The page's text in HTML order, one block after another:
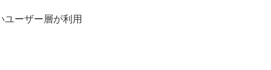
ーザー層が利用